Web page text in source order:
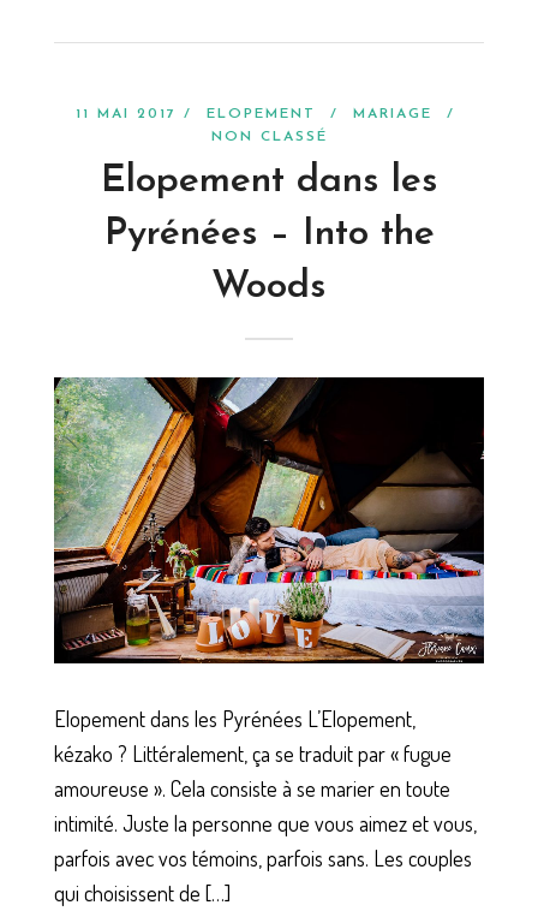
11 MAI 2017 / ELOPEMENT / MARIAGE
/
NON CLASSÉ
Elopement dans les
Pyrénées – Into the
Woods
Elopement dans les Pyrénées L’Elopement,
kézako ? Littéralement, ça se traduit par « fugue
amoureuse ». Cela consiste à se marier en toute
intimité. Juste la personne que vous aimez et vous,
parfois avec vos témoins, parfois sans. Les couples
qui choisissent de […]